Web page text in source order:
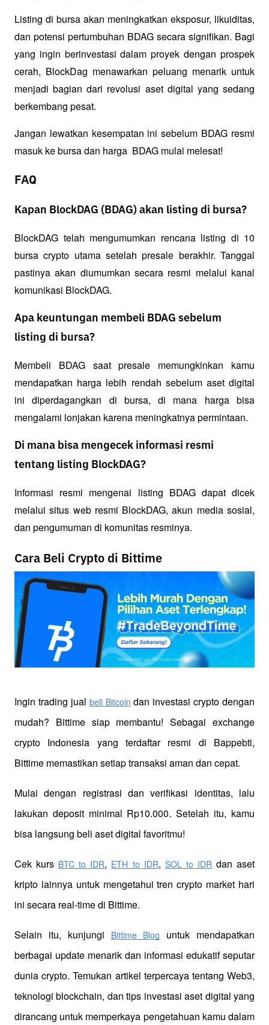
Listing di bursa akan meningkatkan eksposur, likuiditas,
dan potensi pertumbuhan BDAG secara signifikan. Bagi
yang ingin berinvestasi dalam proyek dengan prospek
cerah, BlockDag menawarkan peluang menarik untuk
menjadi bagian dari revolusi aset digital yang sedang
berkembang pesat.
Jangan lewatkan kesempatan ini sebelum BDAG resmi
masuk ke bursa dan harga  BDAG mulai melesat!
FAQ
Kapan BlockDAG (BDAG) akan listing di bursa?
BlockDAG telah mengumumkan rencana listing di 10
bursa crypto utama setelah presale berakhir. Tanggal
pastinya akan diumumkan secara resmi melalui kanal
komunikasi BlockDAG.
Apa keuntungan membeli BDAG sebelum
listing di bursa?
Membeli BDAG saat presale memungkinkan kamu
mendapatkan harga lebih rendah sebelum aset digital
ini diperdagangkan di bursa, di mana harga bisa
mengalami lonjakan karena meningkatnya permintaan.
Di mana bisa mengecek informasi resmi
tentang listing BlockDAG?
Informasi resmi mengenai listing BDAG dapat dicek
melalui situs web resmi BlockDAG, akun media sosial,
dan pengumuman di komunitas resminya.
Cara Beli Crypto di Bittime
Ingin trading jual beli Bitcoin dan investasi crypto dengan
mudah? Bittime siap membantu! Sebagai exchange
crypto Indonesia yang terdaftar resmi di Bappebti,
Bittime memastikan setiap transaksi aman dan cepat.
Mulai dengan registrasi dan verifikasi identitas, lalu
lakukan deposit minimal Rp10.000. Setelah itu, kamu
bisa langsung beli aset digital favoritmu!
Cek kurs BTC to IDR, ETH to IDR, SOL to IDR dan aset
kripto lainnya untuk mengetahui tren crypto market hari
ini secara real-time di Bittime.
Selain itu, kunjungi Bittime Blog
untuk mendapatkan
berbagai update menarik dan informasi edukatif seputar
dunia crypto. Temukan artikel terpercaya tentang Web3,
teknologi blockchain, dan tips investasi aset digital yang
dirancang untuk memperkaya pengetahuan kamu dalam